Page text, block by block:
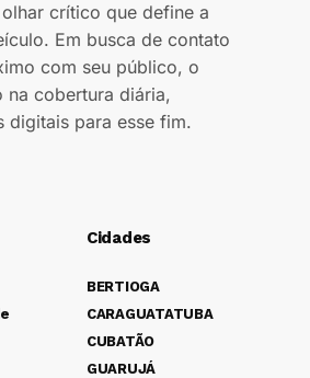
crítico que define a
Em busca de contato
com seu público, o
na cobertura diária,
digitais para esse fim.
Cidades
BERTIOGA
CARAGUATATUBA
CUBATÃO
GUARUJÁ